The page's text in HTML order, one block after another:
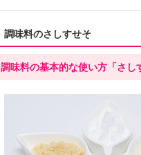
調味料のさしすせそ
調味料の基本的な使い方「さし